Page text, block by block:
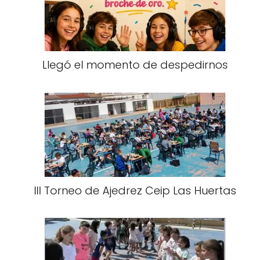
Llegó el momento de despedirnos
III Torneo de Ajedrez Ceip Las Huertas